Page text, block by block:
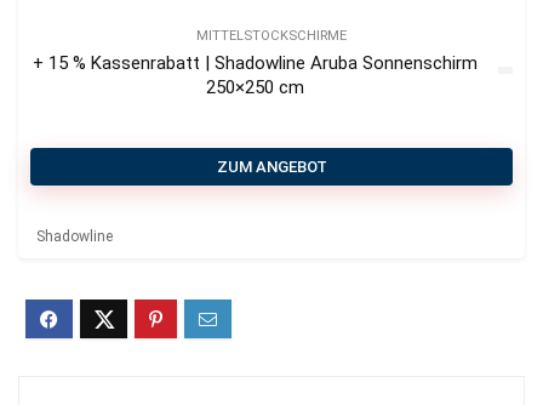
MITTELSTOCKSCHIRME
+ 15 % Kassenrabatt | Shadowline Aruba Sonnenschirm
250×250 cm
ZUM ANGEBOT
Shadowline